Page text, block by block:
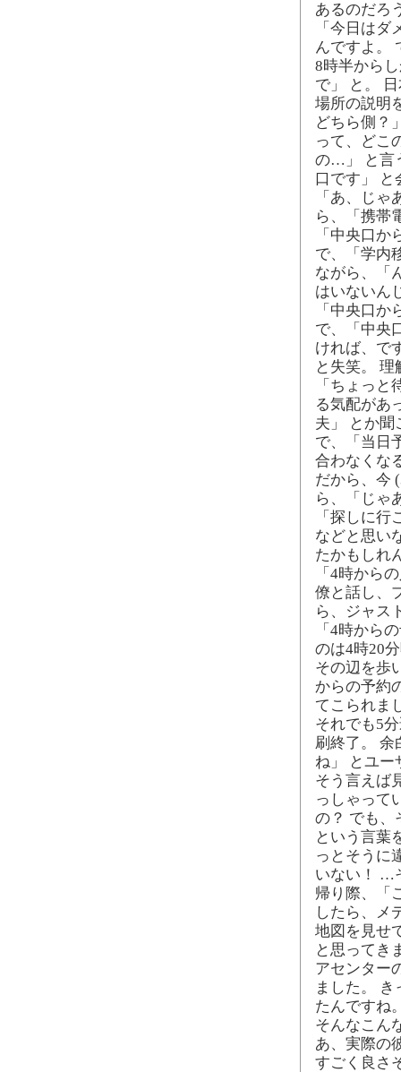
あるのだろ
「今日は
んですよ。
8時半から
で」 と。
場所の説明
どちら側？
って、どこ
の…」 と言
口です」 と
「あ、じ
ら、「携帯
「中央口
で、「学内
ながら、「
はいないん
「中央口
で、「中央
ければ、で
と失笑。
「ちょっ
る気配があ
夫」 とか聞
で、「当日
合わなくな
だから、今
ら、「じゃ
「探しに
などと思い
たかもしれ
「4時から
僚と話し、
ら、ジャス
「4時から
のは4時20
その辺を歩
からの予約
てこられま
それでも5
刷終了。 余
ね」 とユー
そう言えば
っしゃって
の？ でも、
という言葉
っとそうに
いない！ …
帰り際、「
したら、メ
地図を見せ
と思ってき
アセンター
ました。
たんですね
そんなこん
あ、実際の
すごく良さ